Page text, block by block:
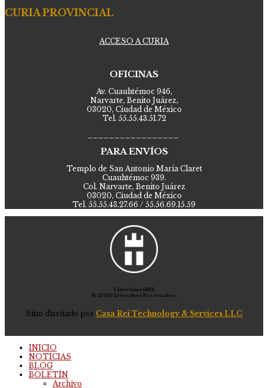
CURIA PROVINCIAL
ACCESO A CURIA
OFICINAS
Av. Cuauhtémoc 946,
Narvarte, Benito Juárez,
03020, Ciudad de México
Tel. 55.55.43.51.72
PARA ENVÍOS
Templo de San Antonio María Claret
Cuauhtémoc 939.
Col. Narvarte, Benito Juárez
03020, Ciudad de México
Tel. 55.55.43.27.66 / 55.56.69.15.59
ClaretianosMX
© 2026 Derechos Reservados.
Sitio diseñado por Casa Rei Technology & Services LLC
INICIO
NOTICIAS
BLOG
BOLETÍN
Archivo